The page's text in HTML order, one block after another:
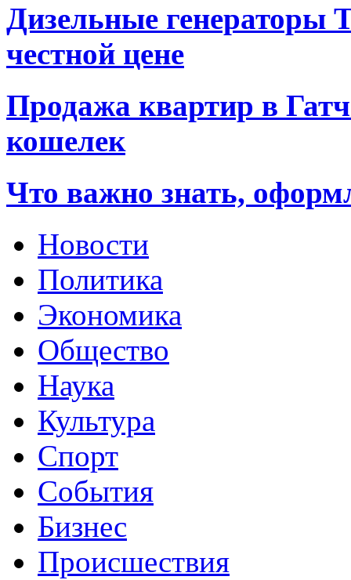
Дизельные генераторы
честной цене
Продажа квартир в
кошелек
Что важно знать,
Новости
Политика
Экономика
Общество
Наука
Культура
Спорт
События
Бизнес
Происшествия